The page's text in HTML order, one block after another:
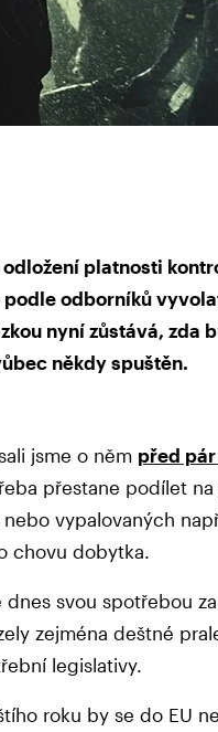
platnosti
odborníků
nyní zůstává, zda
někdy spuštěn.
jsme o něm před
přestane podílet
vypalovaných
chovu dobytka.
svou spotřebou
zejména deštné
legislativy.
roku by se do EU